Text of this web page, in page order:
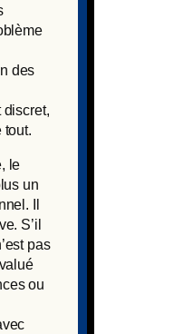
des
tout.
le
un
Il
S’il
pas
ou